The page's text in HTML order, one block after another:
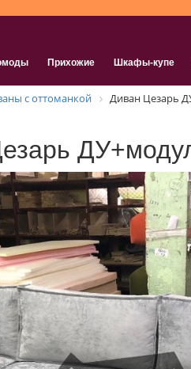
Прихожие Шкафы-купе
с оттоманкой Диван Цезарь